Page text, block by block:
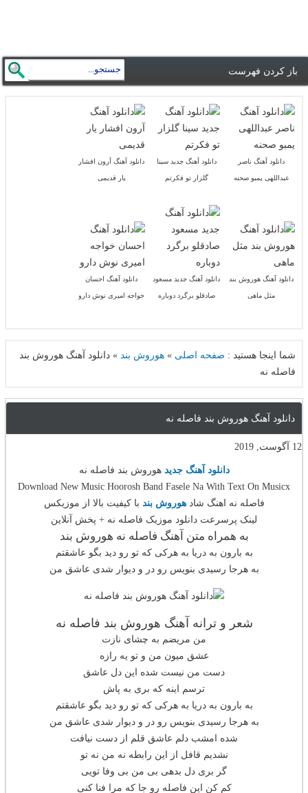
باز کردن فهرست
دانلود آهنگ ناصر
عبداللهی یمبو صحنه
دانلود آهنگ جدید سینا
گلزار تو فکرتم
دانلود آهنگ آرون افشار
یار قدیمی
دانلود آهنگ هوروش بند
مثل ماهی
دانلود آهنگ جدید مسعود
صادقلو برگرد دوباره
دانلود آهنگ احسان
خواجه امیری نوش دارو
شما اینجا هستید : صفحه اصلی » هوروش بند» دانلود آهنگ هوروش بند
فاصله نه
دانلود آهنگ هوروش بند فاصله نه
12 آگوست, 2019
دانلود آهنگ جدید هوروش بند فاصله نه
Download New Music Hoorosh Band Fasele Na With Text On Musicx
فاصله نه اهنگ شادهوروش بند با کیفیت بالا از موزیکس
لینک پرسرعت دانلود موزیک فاصله نه + پخش آنلاین
به همراه متن آهنگ فاصله نه هوروش بند
به بارون به دریا به هرکی که تو رو دید بگو عاشقتم
به هرجا رسیدی بنویس رو در و دیوار شدی عاشق من
شعر و ترانه آهنگ هوروش بند فاصله نه
من مریضم به چشای نازت
عشق میون من و تو یه رازه
دست من نیست شده این دل عاشق
ترسم اینه که بری به پاش
به بارون به دریا به هرکی که تو رو دید بگو عاشقتم
به هرجا رسیدی بنویس رو در و دیوار شدی عاشق من
شده امشب دلم عاشق قلم از دست نیافت
نشدیم قافل از این رابطه نه من نه تو
گر بری دل بدهی بی من بی وفا تویی
کم کن این فاصله رو جا که مرا فنا کنی